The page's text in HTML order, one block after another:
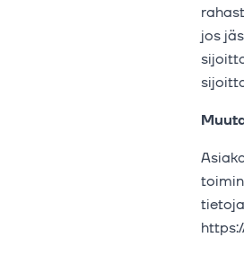
jos